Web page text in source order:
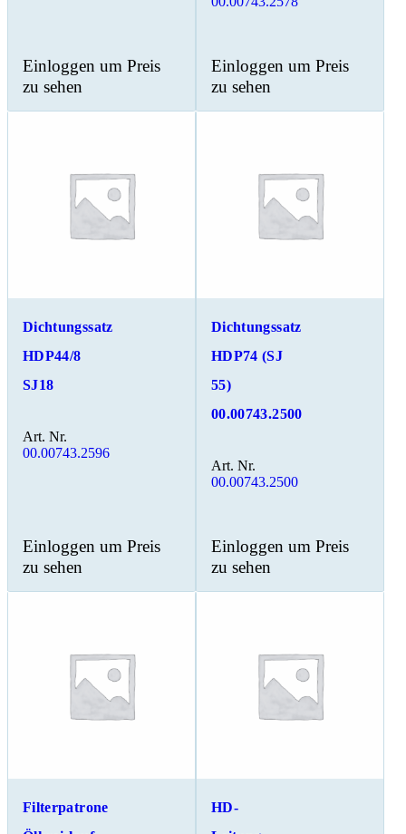
Einloggen um Preis
zu sehen
Einloggen um Preis
zu sehen
Dichtungssatz
HDP44/8
SJ18
Art. Nr.
00.00743.2596
Einloggen um Preis
zu sehen
Dichtungssatz
HDP74 (SJ
55)
00.00743.2500
Art. Nr.
00.00743.2500
Einloggen um Preis
zu sehen
Filterpatrone
HD-